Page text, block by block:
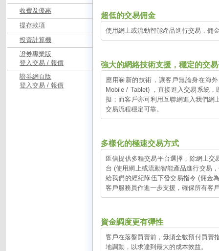
收費及優惠
提存款項
投資計算機
證券專業版
登入交易 / 報價
證券網頁版
登入交易 / 報價
超低的交易佣金
使用網上或流動智能產品進行交易，佣
強大的網絡技術支援，穩定的交
應用嶄新的技術，讓客戶無論身在海
Mobile / Tablet) ，直接進入交易系統
擬；而客戶亦可利用互聯網進入我們網
交易流程穩定可靠。
多樣化的極速交易方式
匯信提供多種交易平台選擇，除網上
台 (使用網上或流動智能產品進行交易
給我們的經紀隊伍下發交易指令 (佣金
客戶服務員作進一步支援，確保所有客
資金調度更有彈性
客戶在落盤買賣前，毋須全數預付買賣
地調動，以求達到最大的成本效益。